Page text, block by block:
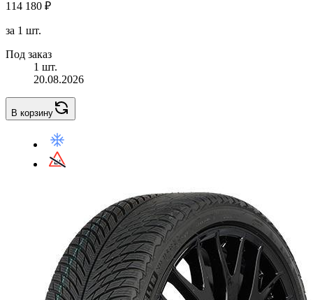
114 180 ₽
за 1 шт.
Под заказ
1 шт.
20.08.2026
В корзину